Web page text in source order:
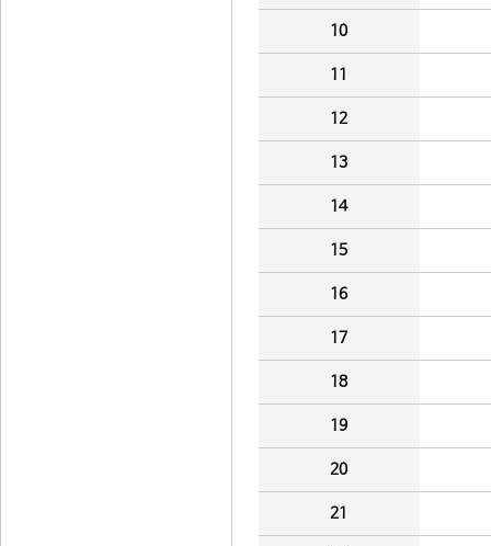
10
11
12
13
14
15
16
17
18
19
20
21